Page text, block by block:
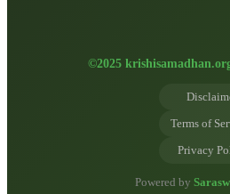
©2025
Terms of
Privacy
Powered by